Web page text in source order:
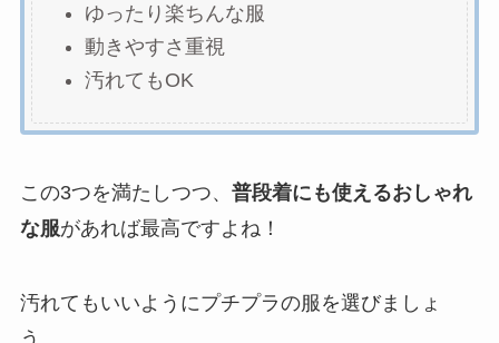
ゆったり楽ちんな服
動きやすさ重視
汚れてもOK
この3つを満たしつつ、 普段着にも使えるおしゃれ
な服があれば最高ですよね！
汚れてもいいようにプチプラの服を選びましょ